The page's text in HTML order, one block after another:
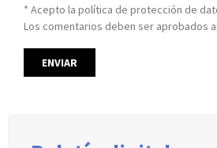
* Acepto la política de protección de
Los comentarios deben ser aprobados